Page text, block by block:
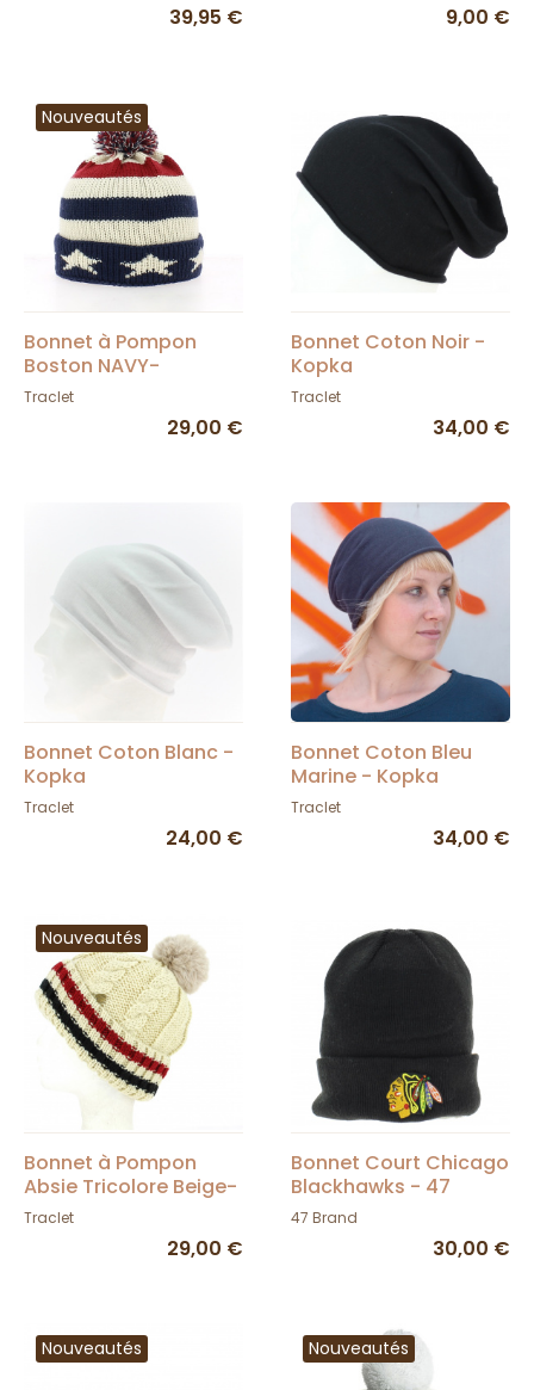
39,95 € 9,00 €
Nouveautés
Bonnet à Pompon
Boston NAVY-
NATURAL Tricolore -
Traclet
29,00 €
Bonnet Coton Noir -
Kopka
Traclet
34,00 €
Bonnet Coton Blanc -
Kopka
Traclet
24,00 €
Bonnet Coton Bleu
Marine - Kopka
Traclet
34,00 €
Nouveautés
Bonnet à Pompon
Absie Tricolore Beige-
Traclet
Traclet
29,00 €
Bonnet Court Chicago
Blackhawks - 47
Brands
47 Brand
30,00 €
Nouveautés Nouveautés